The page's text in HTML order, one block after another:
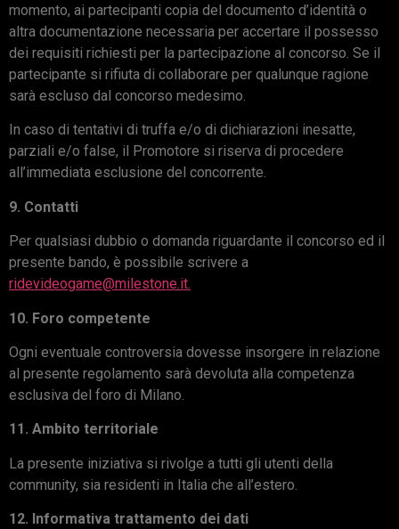
momento, ai partecipanti copia del documento d’identità o
altra documentazione necessaria per accertare il possesso
dei requisiti richiesti per la partecipazione al concorso. Se il
partecipante si rifiuta di collaborare per qualunque ragione
sarà escluso dal concorso medesimo.
In caso di tentativi di truffa e/o di dichiarazioni inesatte,
parziali e/o false, il Promotore si riserva di procedere
all’immediata esclusione del concorrente.
9. Contatti
Per qualsiasi dubbio o domanda riguardante il concorso ed il
presente bando, è possibile scrivere a
ridevideogame@milestone.it.
10. Foro competente
Ogni eventuale controversia dovesse insorgere in relazione
al presente regolamento sarà devoluta alla competenza
esclusiva del foro di Milano.
11. Ambito territoriale
La presente iniziativa si rivolge a tutti gli utenti della
community, sia residenti in Italia che all’estero.
12. Informativa trattamento dei dati